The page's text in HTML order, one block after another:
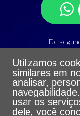
De
Utilizamos
similares em
analisar,
usar os
dele, você